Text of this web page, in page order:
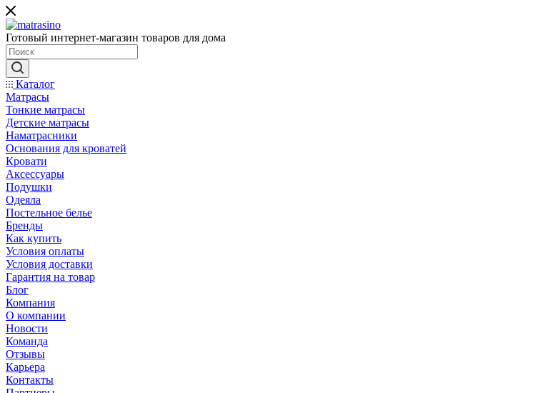
Готовый интернет-магазин товаров для дома
Каталог
Матрасы
Тонкие матрасы
Детские матрасы
Наматрасники
Основания для кроватей
Кровати
Аксессуары
Подушки
Одеяла
Постельное белье
Бренды
Как купить
Условия оплаты
Условия доставки
Гарантия на товар
Блог
Компания
О компании
Новости
Команда
Отзывы
Карьера
Контакты